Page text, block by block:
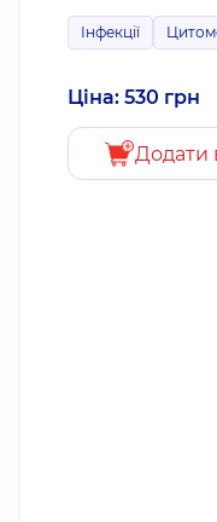
Інфекції
Ціна: 530 грн
Додати